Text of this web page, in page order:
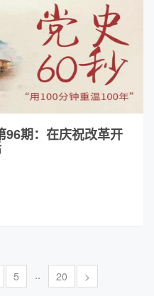
96期：在庆祝改革开
5 .. 20 >